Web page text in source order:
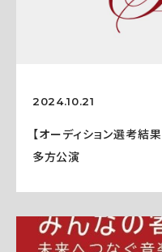
2024.10.21
【オーディション選考結
多方公演